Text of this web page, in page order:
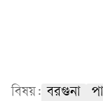
বিষয়: বরগুনা